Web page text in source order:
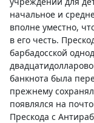
начальное и
вполне уместно,
в его честь.
барбадосской
банкнота была
прежнему
появлялся на
Прескода с